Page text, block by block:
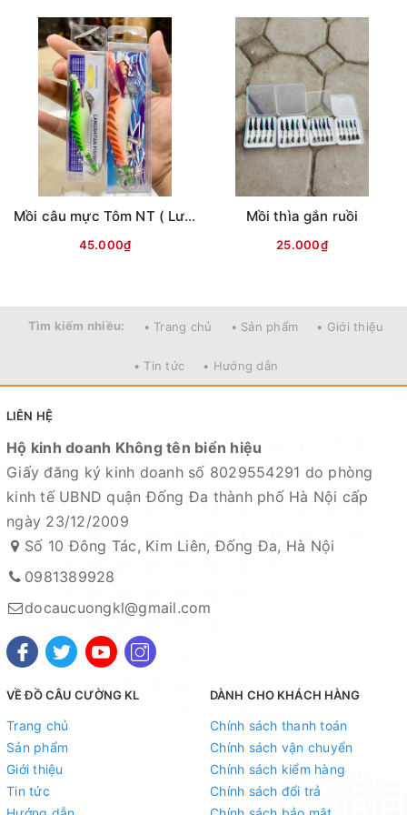
chìm hai bên làm cho con mồi nhìn mạnh mẽ hơn
- Trang bị sau đuôi là lưỡi đôi SNS sắc bén và chống
vướng dạng ống giúp con mồi không bị vướng lưỡi ở
những địa hình phức tạp
Mồi câu mực Tôm NT ( Lưng vằn )
45.000₫
Mồi thìa gắn ruồi
25.000₫
Tìm kiếm nhiều: • Trang chủ • Sản phẩm • Giới thiệu
• Tin tức • Hướng dẫn
LIÊN HỆ
Hộ kinh doanh Không tên biển hiệu
Giấy đăng ký kinh doanh số 8029554291 do phòng
kinh tế UBND quận Đống Đa thành phố Hà Nội cấp
ngày 23/12/2009
Số 10 Đông Tác, Kim Liên, Đống Đa, Hà Nội
0981389928
docaucuongkl@gmail.com
VỀ ĐỒ CÂU CƯỜNG KL
Trang chủ
Sản phẩm
Giới thiệu
Tin tức
DÀNH CHO KHÁCH HÀNG
Chính sách thanh toán
Chính sách vận chuyển
Chính sách kiểm hàng
Chính sách đổi trả